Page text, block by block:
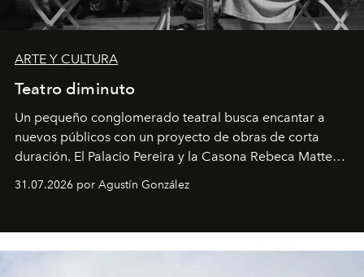
ARTE Y CULTURA
Teatro diminuto
Un pequeño conglomerado teatral busca encantar a
nuevos públicos con un proyecto de obras de corta
duración. El Palacio Pereira y la Casona Rebeca Matte
son algunos de los lugares que han albergado estas
miniobras. Sus puestas en escena son limpias; ponen el
31.07.2026 por Agustín González